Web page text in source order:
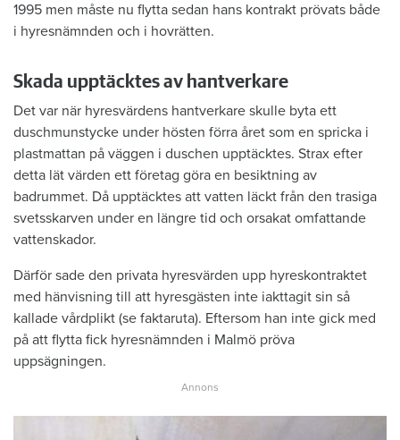
1995 men måste nu flytta sedan hans kontrakt prövats både
i hyresnämnden och i hovrätten.
Skada upptäcktes av hantverkare
Det var när hyresvärdens hantverkare skulle byta ett
duschmunstycke under hösten förra året som en spricka i
plastmattan på väggen i duschen upptäcktes. Strax efter
detta lät värden ett företag göra en besiktning av
badrummet. Då upptäcktes att vatten läckt från den trasiga
svetsskarven under en längre tid och orsakat omfattande
vattenskador.
Därför sade den privata hyresvärden upp hyreskontraktet
med hänvisning till att hyresgästen inte iakttagit sin så
kallade vårdplikt (se faktaruta). Eftersom han inte gick med
på att flytta fick hyresnämnden i Malmö pröva
uppsägningen.